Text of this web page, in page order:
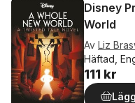
Disney
World
Av Liz
Häftad,
111 kr